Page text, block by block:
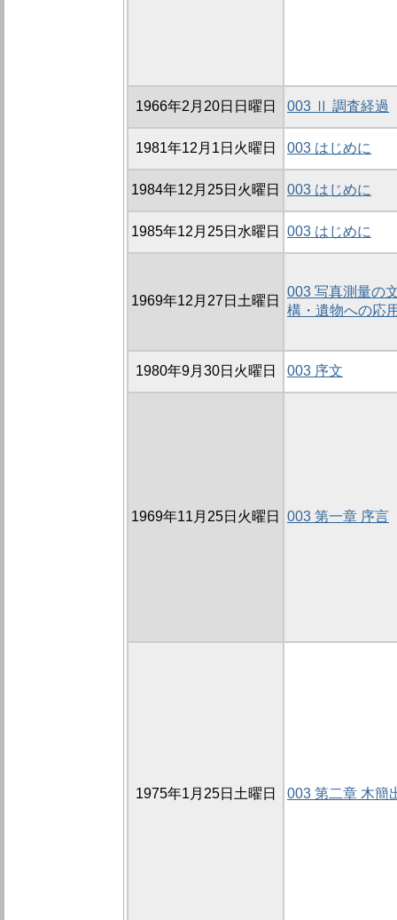
1966年2月20日日曜日 003 Ⅱ 調査経過
1981年12月1日火曜日 003 はじめに
1984年12月25日火曜日 003 はじめに
1985年12月25日水曜日 003 はじめに
1969年12月27日土曜日
003 写真測量の
構・遺物への応
1980年9月30日火曜日 003 序文
1969年11月25日火曜日 003 第一章 序言
1975年1月25日土曜日 003 第二章 木簡